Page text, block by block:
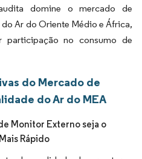
domine o mercado de
Ar do Oriente Médio e África,
no consumo de
do Mercado de
do Ar do MEA
Monitor Externo seja o
Rápido